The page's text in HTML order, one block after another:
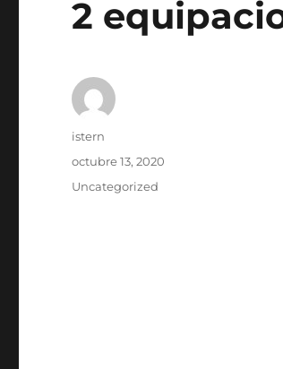
2
Autor
istern
Publicado
octubre 13, 2020
Categorías
Uncategorized